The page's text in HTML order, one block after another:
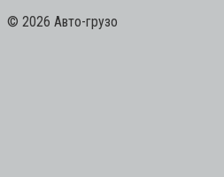
© 2026 Авто-грузо